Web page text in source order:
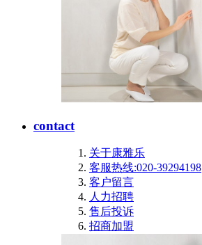
contact
关于康雅乐
客服热线:020-39294198
客户留言
人力招聘
售后投诉
招商加盟